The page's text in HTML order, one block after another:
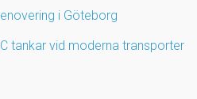
i Göteborg
tankar vid moderna transporter